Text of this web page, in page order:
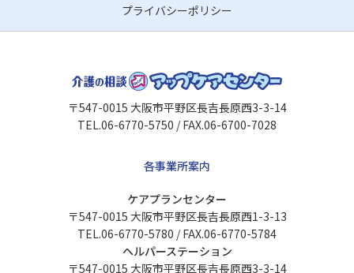
プライバシーポリシー
〒547-0015 大阪市平野区長吉長原西3-3-14
TEL.06-6770-5750 / FAX.06-6700-7028
各事業所案内
ケアプランセンター
〒547-0015 大阪市平野区長吉長原西1-3-13
TEL.06-6770-5780 / FAX.06-6770-5784
ヘルパーステーション
〒547-0015 大阪市平野区長吉長原西3-3-14